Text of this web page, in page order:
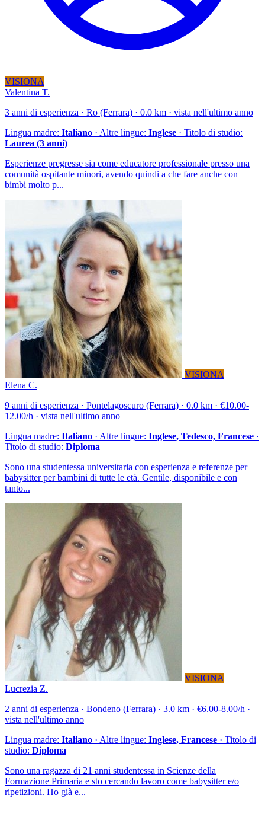
VISIONA
Valentina T.
3 anni di esperienza · Ro (Ferrara) · 0.0 km · vista nell'ultimo anno
Lingua madre: Italiano · Altre lingue: Inglese · Titolo di studio:
Laurea (3 anni)
Esperienze pregresse sia come educatore professionale presso una
comunità ospitante minori, avendo quindi a che fare anche con
bimbi molto p...
VISIONA
Elena C.
9 anni di esperienza · Pontelagoscuro (Ferrara) · 0.0 km · €10.00-
12.00/h · vista nell'ultimo anno
Lingua madre: Italiano · Altre lingue: Inglese, Tedesco, Francese ·
Titolo di studio: Diploma
Sono una studentessa universitaria con esperienza e referenze per
babysitter per bambini di tutte le età. Gentile, disponibile e con
tanto...
VISIONA
Lucrezia Z.
2 anni di esperienza · Bondeno (Ferrara) · 3.0 km · €6.00-8.00/h ·
vista nell'ultimo anno
Lingua madre: Italiano · Altre lingue: Inglese, Francese · Titolo di
studio: Diploma
Sono una ragazza di 21 anni studentessa in Scienze della
Formazione Primaria e sto cercando lavoro come babysitter e/o
ripetizioni. Ho già e...